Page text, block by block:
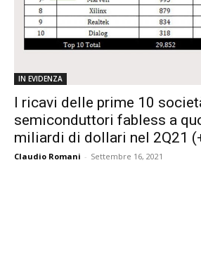
IN EVIDENZA
I ricavi delle prime 10
semiconduttori fabless a
miliardi di dollari nel 2Q21
Claudio Romani - Settembre 16, 2021